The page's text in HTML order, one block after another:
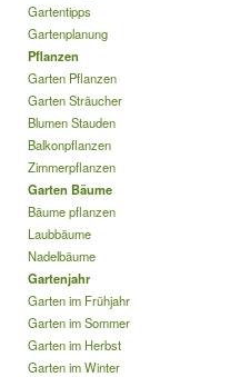
Gartentipps
Gartenplanung
Pflanzen
Garten Pflanzen
Garten Sträucher
Blumen Stauden
Balkonpflanzen
Zimmerpflanzen
Garten Bäume
Bäume pflanzen
Laubbäume
Nadelbäume
Gartenjahr
Garten im Frühjahr
Garten im Sommer
Garten im Herbst
Garten im Winter